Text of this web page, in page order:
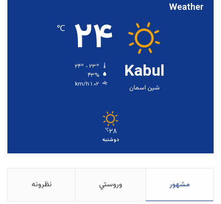
Weather
Kabul
شین اسمان
۲۴ ℃
۴۳%
۱.۰۲ km/h
۲۸℃
دوشنبه
مشهور وروستي نظرونه